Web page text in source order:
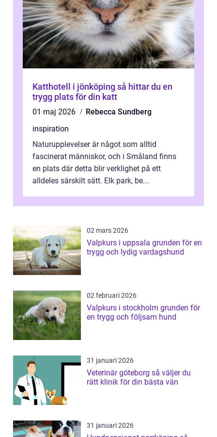
Katthotell i jönköping så hittar du en
trygg plats för din katt
01 maj 2026
Rebecca Sundberg
inspiration
Naturupplevelser är något som alltid
fascinerat människor, och i Småland finns
en plats där detta blir verklighet på ett
alldeles särskilt sätt. Elk park, be...
02 mars 2026
Valpkurs i uppsala grunden för en
trygg och lydig vardagshund
02 februari 2026
Valpkurs i stockholm grunden för
en trygg och följsam hund
31 januari 2026
Veterinär göteborg så väljer du
rätt klinik för din bästa vän
31 januari 2026